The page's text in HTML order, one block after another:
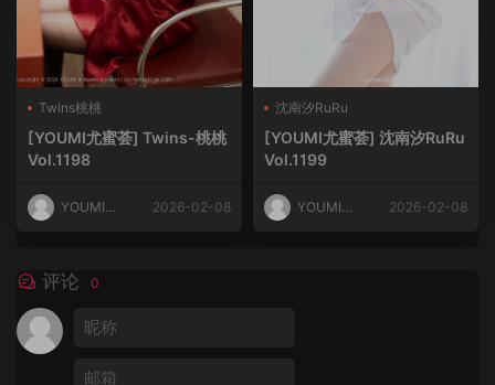
Twins桃桃
[YOUMI尤蜜荟] Twins-桃桃
Vol.1198
YOUMI尤
2026-02-08
沈南汐RuRu
[YOUMI尤蜜荟] 沈南汐RuRu
Vol.1199
YOUMI尤
2026-02-08
评论 0